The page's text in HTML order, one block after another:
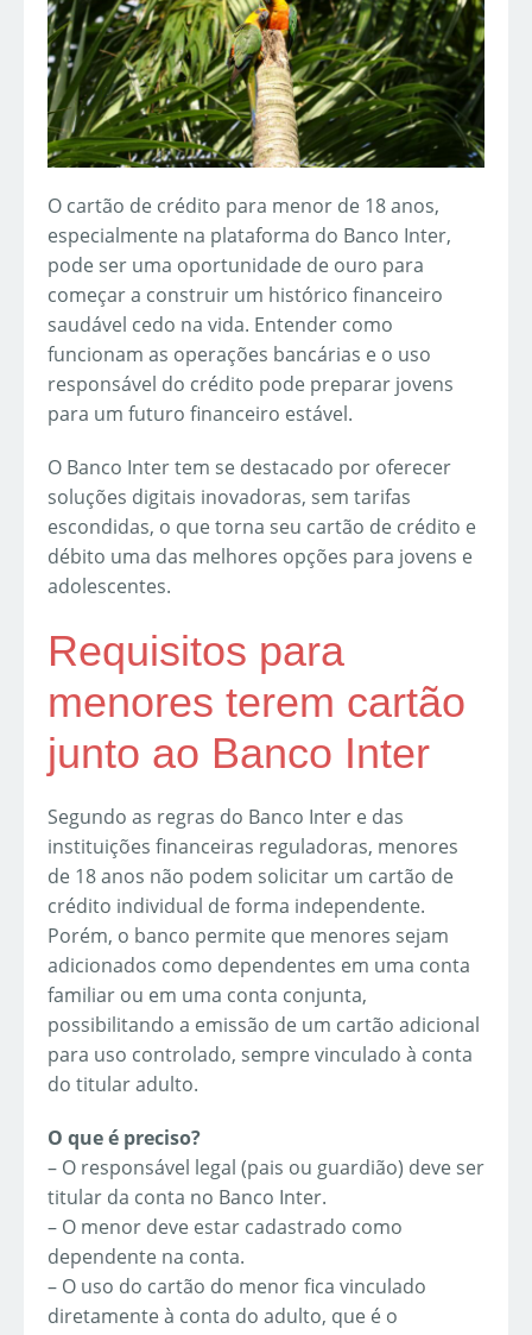
O cartão de crédito para menor de 18 anos,
especialmente na plataforma do Banco Inter,
pode ser uma oportunidade de ouro para
começar a construir um histórico financeiro
saudável cedo na vida. Entender como
funcionam as operações bancárias e o uso
responsável do crédito pode preparar jovens
para um futuro financeiro estável.
O Banco Inter tem se destacado por oferecer
soluções digitais inovadoras, sem tarifas
escondidas, o que torna seu cartão de crédito e
débito uma das melhores opções para jovens e
adolescentes.
Requisitos para
menores terem cartão
junto ao Banco Inter
Segundo as regras do Banco Inter e das
instituições financeiras reguladoras, menores
de 18 anos não podem solicitar um cartão de
crédito individual de forma independente.
Porém, o banco permite que menores sejam
adicionados como dependentes em uma conta
familiar ou em uma conta conjunta,
possibilitando a emissão de um cartão adicional
para uso controlado, sempre vinculado à conta
do titular adulto.
O que é preciso?
– O responsável legal (pais ou guardião) deve ser
titular da conta no Banco Inter.
– O menor deve estar cadastrado como
dependente na conta.
– O uso do cartão do menor fica vinculado
diretamente à conta do adulto, que é o